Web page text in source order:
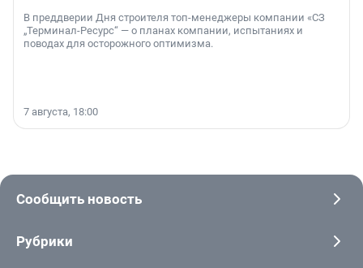
В преддверии Дня строителя топ-менеджеры компании «СЗ
„Терминал-Ресурс“ — о планах компании, испытаниях и
поводах для осторожного оптимизма.
7 августа, 18:00
Сообщить новость
Рубрики